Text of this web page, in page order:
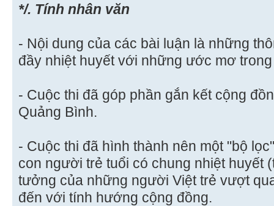
*/. Tính nhân văn
- Nội dung của các bài luận là những
đầy nhiệt huyết với những ước mơ
- Cuộc thi đã góp phần gắn kết cộng
Quảng Bình.
- Cuộc thi đã hình thành nên một "bộ
con người trẻ tuổi có chung nhiệt huyết
tưởng của những người Việt trẻ vượt
đến với tính hướng cộng đồng.